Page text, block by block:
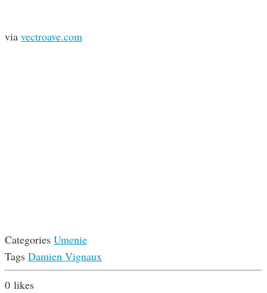
via vectroave.com
Categories Umenie
Tags Damien Vignaux
0 likes